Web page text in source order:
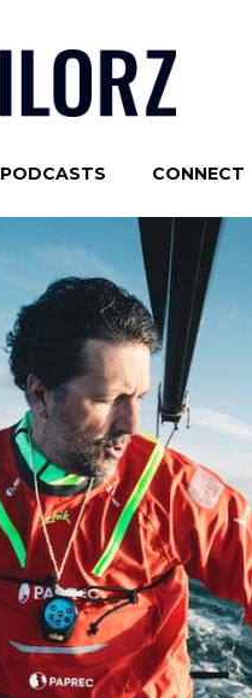
PODCASTS CONNECT